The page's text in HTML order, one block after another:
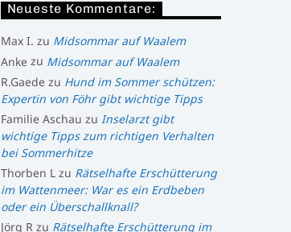
Neueste Kommentare:
Max I. zu Midsommar auf Waalem
Ankezu Midsommar auf Waalem
R.Gaedezu Hund im Sommer schützen:
Expertin von Föhr gibt wichtige Tipps
Familie Aschau zu Inselarzt gibt
wichtige Tipps zum richtigen Verhalten
bei Sommerhitze
Thorben Lzu Rätselhafte Erschütterung
im Wattenmeer: War es ein Erdbeben
oder ein Überschallknall?
Jörg Rzu Rätselhafte Erschütterung im